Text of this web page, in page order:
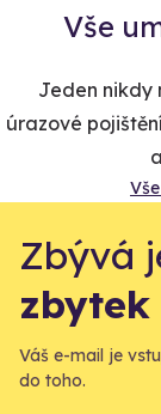
Vše
Jeden nikdy
úrazové
Zbývá
Váš e-mail je
do toho.